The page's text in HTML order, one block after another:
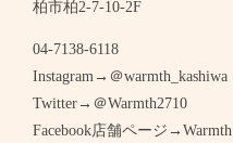
柏市柏2-7-10-2F
04-7138-6118
Instagram→＠warmth_kashiwa
Twitter→＠Warmth2710
Facebook店舗ページ→Warmth